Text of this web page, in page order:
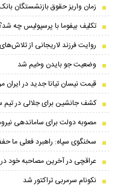
زمان واریز حقوق بازنشستگان بانک
تکلیف بیفوما با پرسپولیس چه
روایت فرزند لاریجانی از
وضعیت جو بایدن وخیم شد
قیمت نیسان تیانا جدید در ایران مرداد
کشف جانشین برای جلالی در تیم
مصوبه دولت برای ساماندهی
سخنگوی سپاه: راهبرد فعلی ما
عراقچی در آخرین مصاحبه خود در
نکونام سرمربی تراکتور شد